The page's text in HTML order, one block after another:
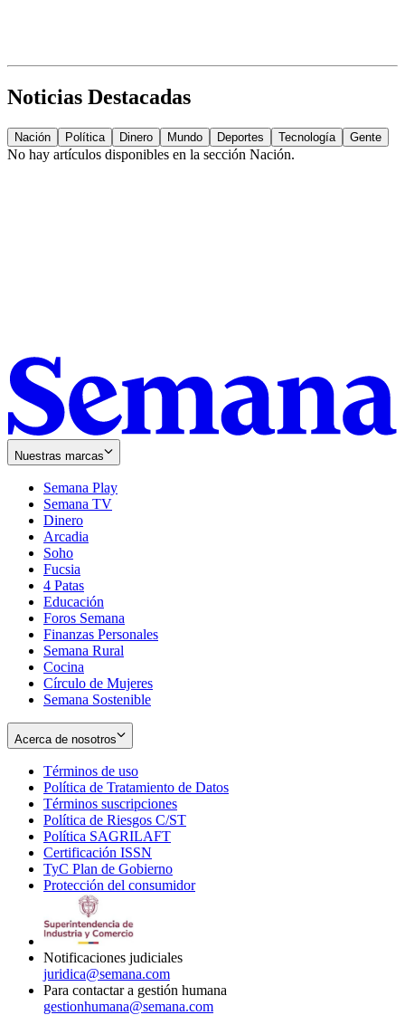
Noticias Destacadas
Nación Política Dinero Mundo Deportes Tecnología Gente
No hay artículos disponibles en la sección Nación.
Nuestras marcas
Semana Play
Semana TV
Dinero
Arcadia
Soho
in
new
window
Fucsia
in
new
window
4 Patas
Educación
Foros Semana
Finanzas Personales
Semana Rural
Cocina
Círculo de Mujeres
Semana Sostenible
Acerca de nosotros
Términos de uso
in
new
window
Política de Tratamiento de Datos
Términos suscripciones
in
Política de Riesgos C/ST
Política SAGRILAFT
new
window
Certificación ISSN
in
new
TyC Plan de Gobierno
in
Protección del consumidorOpens
Notificaciones judiciales
juridica@semana.com
Para contactar a gestión humana
gestionhumana@semana.com